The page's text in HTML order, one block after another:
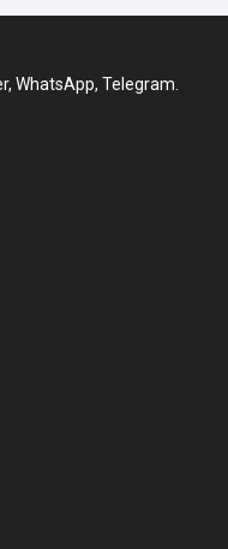
WhatsApp, Telegram.